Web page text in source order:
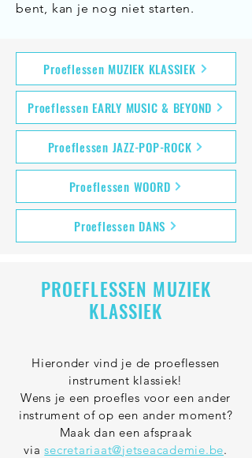
bent, kan je nog niet starten.
Proeflessen MUZIEK KLASSIEK
Proeflessen EARLY MUSIC & BEYOND
Proeflessen JAZZ-POP-ROCK
Proeflessen WOORD
Proeflessen DANS
PROEFLESSEN MUZIEK
KLASSIEK
Hieronder vind je de proeflessen
instrument klassiek!
Wens je een proefles voor een ander
instrument of op een ander moment?
Maak dan een afspraak
viasecretariaat@jetseacademie.be.